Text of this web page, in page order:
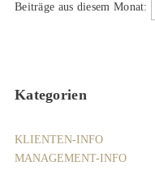
Beiträge aus diesem Monat:
Kategorien
KLIENTEN-INFO
MANAGEMENT-INFO